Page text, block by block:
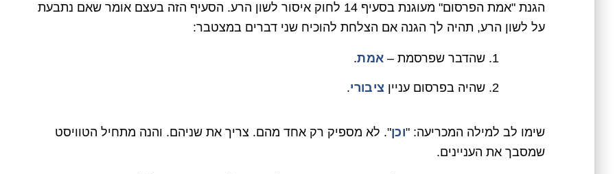
הגנת "אמת הפרסום" מעוגנת בסעיף 14 לחוק איסור לשון הרע. הסעיף הזה בעצם אומר שאם נתבעת
על לשון הרע, תהיה לך הגנה אם הצלחת להוכיח שני דברים במצטבר:
שהדבר שפרסמת – אמת.
שהיה בפרסום עניין ציבורי.
שימו לב למילה המכריעה: "וכן". לא מספיק רק אחד מהם. צריך את שניהם. והנה מתחיל הטוויסט
שמסבך את העניינים.